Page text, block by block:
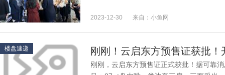
2023-12-30 来自：小鱼网
楼盘速递 刚刚！云启东方预售证获批
刚刚，云启东方预售证正式获批！据可靠